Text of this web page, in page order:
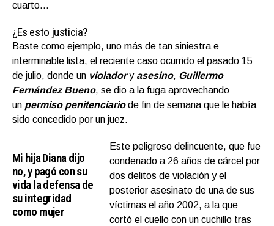
cuarto…
¿Es esto justicia?
Baste como ejemplo, uno más de tan siniestra e
interminable lista, el reciente caso ocurrido el pasado 15
de julio, donde un violadory asesino, Guillermo
Fernández Bueno, se dio a la fuga aprovechando
un permiso penitenciariode fin de semana que le había
sido concedido por un juez.
Mi hija Diana dijo
no, y pagó con su
vida la defensa de
su integridad
como mujer
Este peligroso delincuente, que fue
condenado a 26 años de cárcel por
dos delitos de violación y el
posterior asesinato de una de sus
víctimas el año 2002, a la que
cortó el cuello con un cuchillo tras